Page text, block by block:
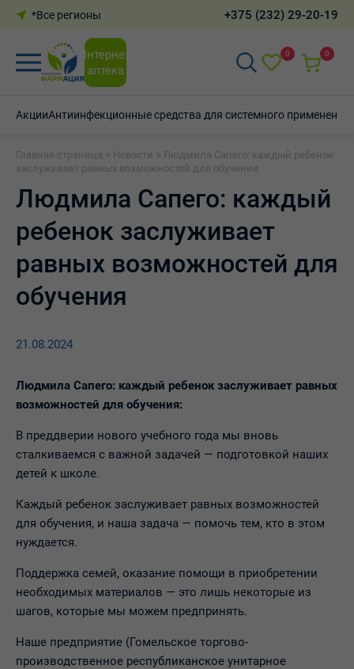
*Все регионы +375 (232) 29-20-19
Интернет-
аптека
0 0
АкцииАнтиинфекционные средства для системного применения
Главная страница > Новости > Людмила Сапего: каждый ребенок
заслуживает равных возможностей для обучения
Людмила Сапего: каждый
ребенок заслуживает
равных возможностей для
обучения
21.08.2024
Людмила Сапего: каждый ребенок заслуживает равных
возможностей для обучения:
В преддверии нового учебного года мы вновь
сталкиваемся с важной задачей — подготовкой наших
детей к школе.
Каждый ребенок заслуживает равных возможностей
для обучения, и наша задача — помочь тем, кто в этом
нуждается.
Поддержка семей, оказание помощи в приобретении
необходимых материалов — это лишь некоторые из
шагов, которые мы можем предпринять.
Наше предприятие (Гомельское торгово-
производственное республиканское унитарное